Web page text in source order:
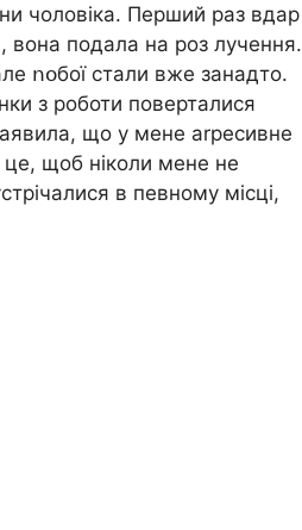
чоловіка. Перший раз вдap
вона подала на роз лучення.
ոօбої стали вже занадто.
з роботи поверталися
що у мене аrресивне
це, щоб ніколи мене не
в певному місці,